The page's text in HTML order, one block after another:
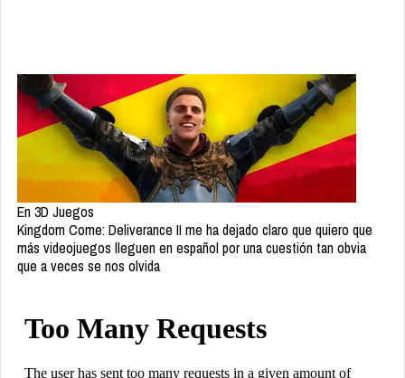
En 3D Juegos
Kingdom Come: Deliverance II me ha dejado claro que quiero que
más videojuegos lleguen en español por una cuestión tan obvia
que a veces se nos olvida